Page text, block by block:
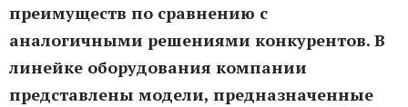
преимуществ по сравнению с
аналогичными решениями конкурентов. В
линейке оборудования компании
представлены модели, предназначенные